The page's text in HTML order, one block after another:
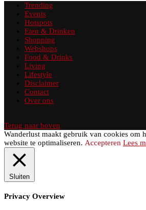
Trending
Events
Hotspots
Eten & Drinken
Shopping
Webshops
Food & Drinks
Living
Lifestyle
Disclaimer
Contact
Over ons
Terug naar boven
Wanderlust maakt gebruik van cookies om
website te optimaliseren. Accepteren Lees
Sluiten
Privacy Overview